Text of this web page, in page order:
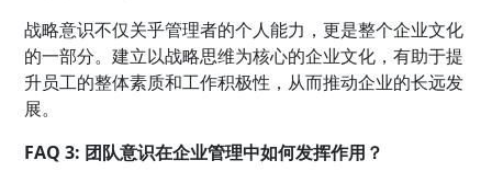
战略意识不仅关乎管理者的个人能力，更是整个企业文化
的一部分。建立以战略思维为核心的企业文化，有助于提
升员工的整体素质和工作积极性，从而推动企业的长远发
展。
FAQ 3: 团队意识在企业管理中如何发挥作用？